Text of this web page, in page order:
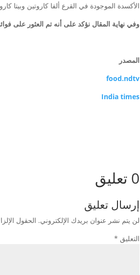
الأكسدة الموجودة في القرع ألفا كاروتين وبيتا
وفي نهاية المقال نؤكد على أنه تم العثور على
المصدر
food.ndtv
India times
0 تعليق
إرسال تعليق
لن يتم نشر عنوان بريدك الإلكتروني. الحقول
التعليق *